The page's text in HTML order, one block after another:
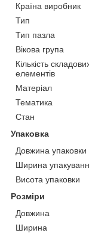
Країна виробник
Тип
Тип пазла
Вікова група
Кількість
елементів
Матеріал
Тематика
Стан
Упаковка
Довжина упаковки
Ширина
Висота упаковки
Розміри
Довжина
Ширина